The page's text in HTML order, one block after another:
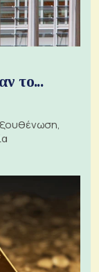
το...